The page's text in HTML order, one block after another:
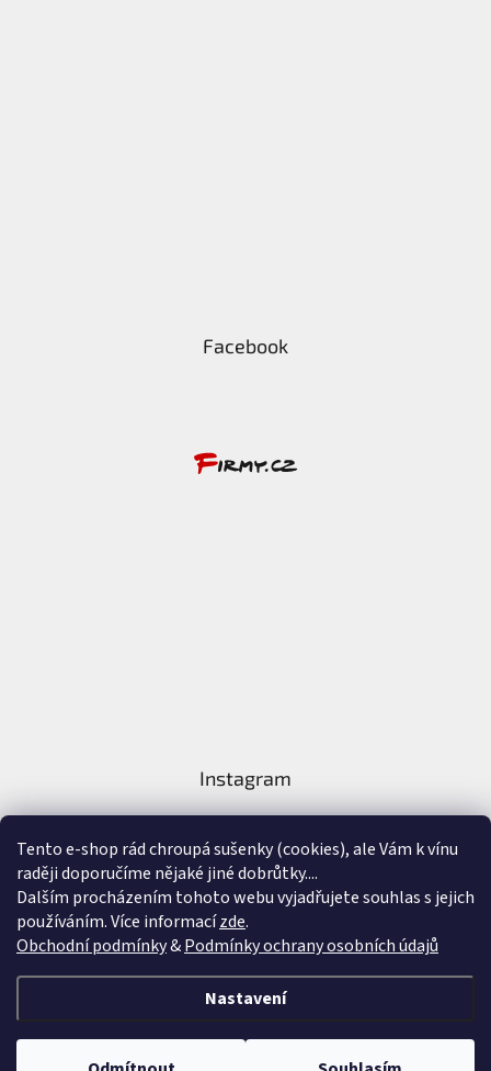
Tento e-shop rád chroupá sušenky (cookies), ale Vám k vínu
raději doporučíme nějaké jiné dobrůtky....
Dalším procházením tohoto webu vyjadřujete souhlas s jejich
používáním. Více informacízde.
Obchodní podmínky&Podmínky ochrany osobních údajů
Nastavení
Facebook
Instagram
Sledovat na Instagramu
Vytvořil Shoptet &
Nejlepší Vína Online . Všechna práva vyhrazena.